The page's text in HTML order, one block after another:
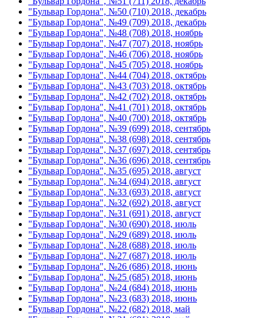
"Бульвар Гордона", №50 (710) 2018, декабрь
"Бульвар Гордона", №49 (709) 2018, декабрь
"Бульвар Гордона", №48 (708) 2018, ноябрь
"Бульвар Гордона", №47 (707) 2018, ноябрь
"Бульвар Гордона", №46 (706) 2018, ноябрь
"Бульвар Гордона", №45 (705) 2018, ноябрь
"Бульвар Гордона", №44 (704) 2018, октябрь
"Бульвар Гордона", №43 (703) 2018, октябрь
"Бульвар Гордона", №42 (702) 2018, октябрь
"Бульвар Гордона", №41 (701) 2018, октябрь
"Бульвар Гордона", №40 (700) 2018, октябрь
"Бульвар Гордона", №39 (699) 2018, сентябрь
"Бульвар Гордона", №38 (698) 2018, сентябрь
"Бульвар Гордона", №37 (697) 2018, сентябрь
"Бульвар Гордона", №36 (696) 2018, сентябрь
"Бульвар Гордона", №35 (695) 2018, август
"Бульвар Гордона", №34 (694) 2018, август
"Бульвар Гордона", №33 (693) 2018, август
"Бульвар Гордона", №32 (692) 2018, август
"Бульвар Гордона", №31 (691) 2018, август
"Бульвар Гордона", №30 (690) 2018, июль
"Бульвар Гордона", №29 (689) 2018, июль
"Бульвар Гордона", №28 (688) 2018, июль
"Бульвар Гордона", №27 (687) 2018, июль
"Бульвар Гордона", №26 (686) 2018, июнь
"Бульвар Гордона", №25 (685) 2018, июнь
"Бульвар Гордона", №24 (684) 2018, июнь
"Бульвар Гордона", №23 (683) 2018, июнь
"Бульвар Гордона", №22 (682) 2018, май